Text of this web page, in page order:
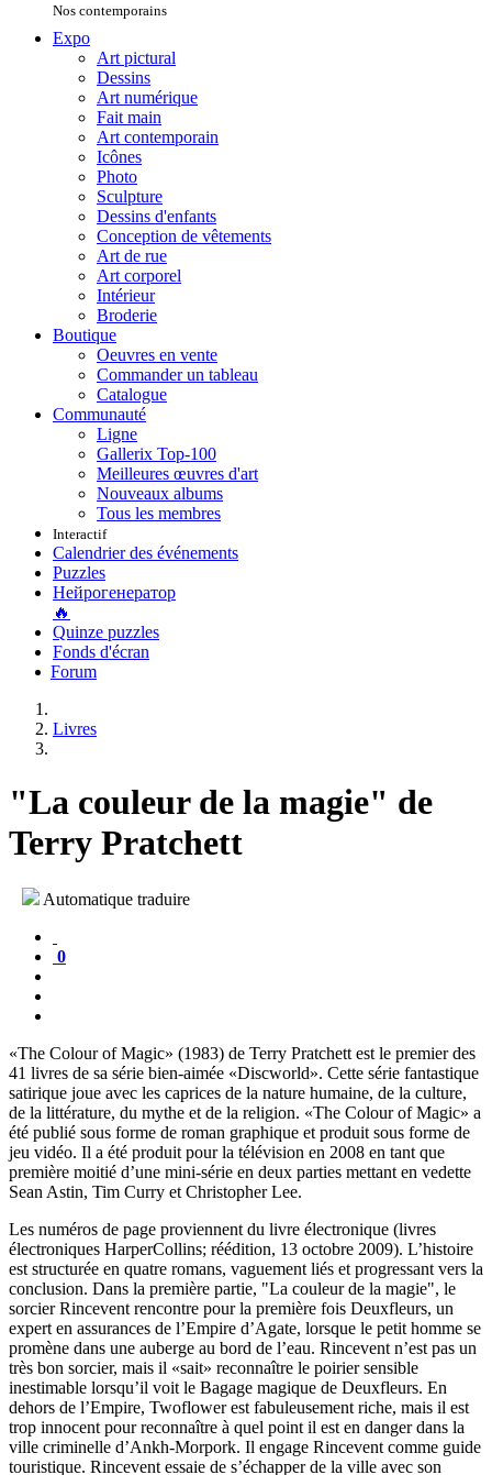
Nos contemporains
Expo
Art pictural
Dessins
Art numérique
Fait main
Art contemporain
Icônes
Photo
Sculpture
Dessins d'enfants
Conception de vêtements
Art de rue
Art corporel
Intérieur
Broderie
Boutique
Oeuvres en vente
Commander un tableau
Catalogue
Communauté
Ligne
Gallerix Top-100
Meilleures œuvres d'art
Nouveaux albums
Tous les membres
Interactif
Calendrier des événements
Puzzles
Нейрогенератор
🔥
Quinze puzzles
Fonds d'écran
Forum
Livres
"La couleur de la magie" de
Terry Pratchett
Automatique traduire
0
«The Colour of Magic» (1983) de Terry Pratchett est le premier des
41 livres de sa série bien-aimée «Discworld». Cette série fantastique
satirique joue avec les caprices de la nature humaine, de la culture,
de la littérature, du mythe et de la religion. «The Colour of Magic» a
été publié sous forme de roman graphique et produit sous forme de
jeu vidéo. Il a été produit pour la télévision en 2008 en tant que
première moitié d’une mini-série en deux parties mettant en vedette
Sean Astin, Tim Curry et Christopher Lee.
Les numéros de page proviennent du livre électronique (livres
électroniques HarperCollins; réédition, 13 octobre 2009). L’histoire
est structurée en quatre romans, vaguement liés et progressant vers la
conclusion. Dans la première partie, "La couleur de la magie", le
sorcier Rincevent rencontre pour la première fois Deuxfleurs, un
expert en assurances de l’Empire d’Agate, lorsque le petit homme se
promène dans une auberge au bord de l’eau. Rincevent n’est pas un
très bon sorcier, mais il «sait» reconnaître le poirier sensible
inestimable lorsqu’il voit le Bagage magique de Deuxfleurs. En
dehors de l’Empire, Twoflower est fabuleusement riche, mais il est
trop innocent pour reconnaître à quel point il est en danger dans la
ville criminelle d’Ankh-Morpork. Il engage Rincevent comme guide
touristique. Rincevent essaie de s’échapper de la ville avec son